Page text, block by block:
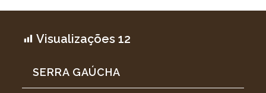
Visualizações 12
SERRA GAÚCHA